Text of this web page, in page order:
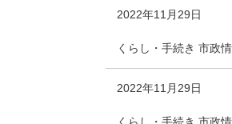
2022年11月29日
くらし・手続き 市政
2022年11月29日